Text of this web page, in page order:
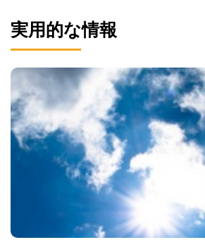
実用的な情報